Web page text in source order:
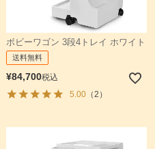
ボビーワゴン 3段4トレイ ホワイト
送料無料
¥84,700税込
5.00（2）